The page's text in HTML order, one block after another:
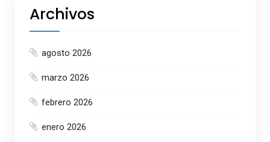
Archivos
agosto 2026
marzo 2026
febrero 2026
enero 2026